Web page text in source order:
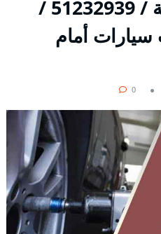
تواير سيارات الصبية / 51232939‬ /
سيارات أمام
0